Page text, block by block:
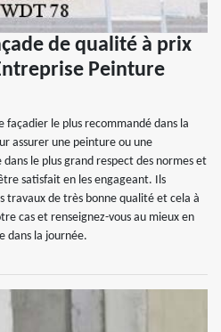
de qualité à prix
Peinture
façadier le plus recommandé dans la
assurer une peinture ou une
le plus grand respect des normes et
satisfait en les engageant. Ils
travaux de très bonne qualité et cela à
cas et renseignez-vous au mieux en
dans la journée.